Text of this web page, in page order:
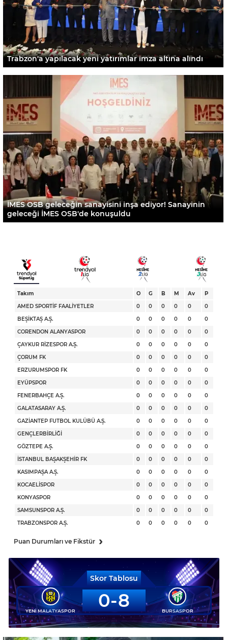
Trabzon'a yapılacak yeni yatırımlar imza altına alındı
İMES OSB geleceğin sanayisini inşa ediyor! Sanayinin
geleceği İMES OSB'de konuşuldu
Takım O G B M Av
P
AMED SPORTİF FAALİYETLER
0 0 0 0 0
0
BEŞİKTAŞ A.Ş.
0 0 0 0 0
0
CORENDON ALANYASPOR
0 0 0 0 0
0
ÇAYKUR RİZESPOR A.Ş.
0 0 0 0 0
0
ÇORUM FK
0 0 0 0 0
0
ERZURUMSPOR FK
0 0 0 0 0
0
EYÜPSPOR
0 0 0 0 0
0
FENERBAHÇE A.Ş.
0 0 0 0 0
0
GALATASARAY A.Ş.
0 0 0 0 0
0
GAZİANTEP FUTBOL KULÜBÜ A.Ş.
0 0 0 0 0
0
GENÇLERBİRLİĞİ
0 0 0 0 0
0
GÖZTEPE A.Ş.
0 0 0 0 0
0
İSTANBUL BAŞAKŞEHİR FK
0 0 0 0 0
0
KASIMPAŞA A.Ş.
0 0 0 0 0
0
KOCAELİSPOR
0 0 0 0 0
0
KONYASPOR
0 0 0 0 0
0
SAMSUNSPOR A.Ş.
0 0 0 0 0
0
TRABZONSPOR A.Ş.
0 0 0 0 0 0
Puan Durumları ve Fikstür ›
Skor Tablosu
YENİ MALATYASPOR 0 8 BURSASPOR